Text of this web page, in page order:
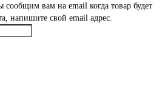
сообщим вам на email когда товар будет
напишите свой email адрес.